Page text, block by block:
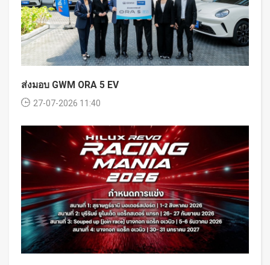
ส่งมอบ GWM ORA 5 EV
27-07-2026 11:40